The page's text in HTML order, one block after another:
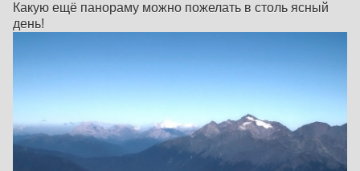
Какую ещё панораму можно пожелать в столь ясный
день!